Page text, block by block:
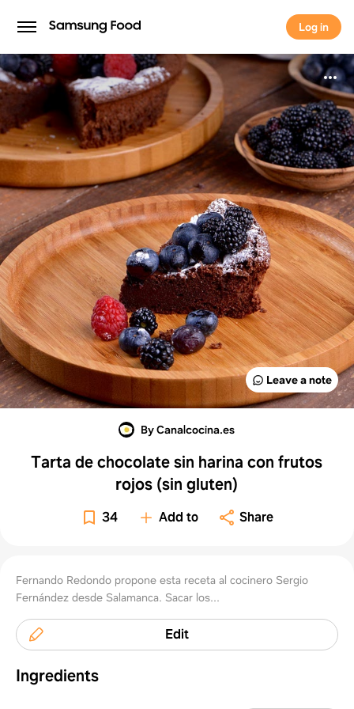
Log in
Log in
Leave a note
By Canalcocina.es
Tarta de chocolate sin harina con frutos
rojos (sin gluten)
34 Add to Share
Fernando Redondo propone esta receta al cocinero Sergio
Fernández desde Salamanca. Sacar los...
Edit
Ingredients